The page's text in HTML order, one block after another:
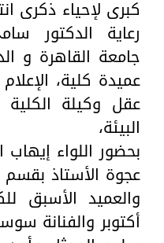
كبرى لإحياء ذكرى
رعاية الدكتور
جامعة القاهرة و
عميدة كلية،
عقل وكيلة
البيئة،
بحضور اللواء
عجوة الأستاذ بقسم
والعميد الأسبق
أكتوبر والفنانة